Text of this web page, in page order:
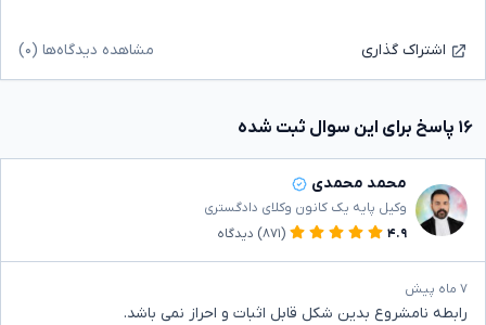
اشتراک گذاری مشاهده دیدگاه‌ها (۰)
۱۶ پاسخ برای این سوال ثبت شده
محمد محمدی
وکیل پایه یک کانون وکلای دادگستری
۴.۹
(۸۷۱) دیدگاه
۷ ماه پیش
رابطه نامشروع بدین شکل قابل اثبات و احراز نمی باشد.